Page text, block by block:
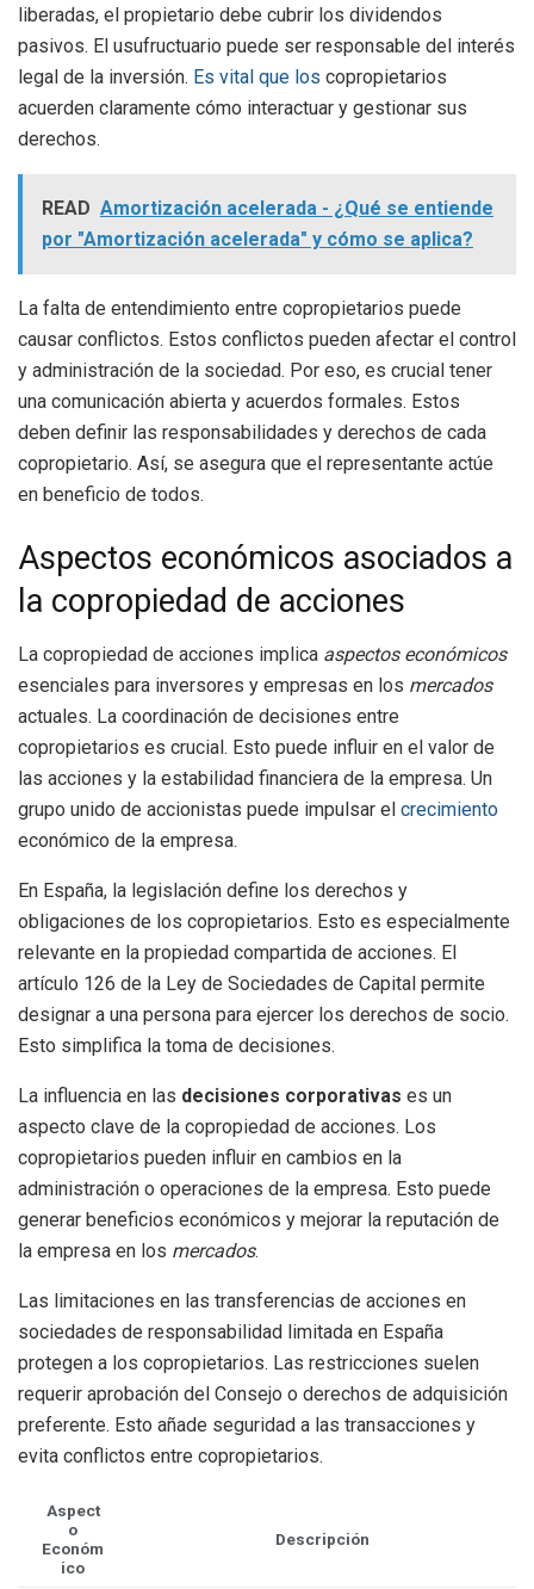
liberadas, el propietario debe cubrir los dividendos
pasivos. El usufructuario puede ser responsable del interés
legal de la inversión. Es vital que los copropietarios
acuerden claramente cómo interactuar y gestionar sus
derechos.
READ Amortización acelerada - ¿Qué se entiende
por "Amortización acelerada" y cómo se aplica?
La falta de entendimiento entre copropietarios puede
causar conflictos. Estos conflictos pueden afectar el control
y administración de la sociedad. Por eso, es crucial tener
una comunicación abierta y acuerdos formales. Estos
deben definir las responsabilidades y derechos de cada
copropietario. Así, se asegura que el representante actúe
en beneficio de todos.
Aspectos económicos asociados a
la copropiedad de acciones
La copropiedad de acciones implica aspectos económicos
esenciales para inversores y empresas en los mercados
actuales. La coordinación de decisiones entre
copropietarios es crucial. Esto puede influir en el valor de
las acciones y la estabilidad financiera de la empresa. Un
grupo unido de accionistas puede impulsar el crecimiento
económico de la empresa.
En España, la legislación define los derechos y
obligaciones de los copropietarios. Esto es especialmente
relevante en la propiedad compartida de acciones. El
artículo 126 de la Ley de Sociedades de Capital permite
designar a una persona para ejercer los derechos de socio.
Esto simplifica la toma de decisiones.
La influencia en las decisiones corporativas es un
aspecto clave de la copropiedad de acciones. Los
copropietarios pueden influir en cambios en la
administración o operaciones de la empresa. Esto puede
generar beneficios económicos y mejorar la reputación de
la empresa en los mercados.
Las limitaciones en las transferencias de acciones en
sociedades de responsabilidad limitada en España
protegen a los copropietarios. Las restricciones suelen
requerir aprobación del Consejo o derechos de adquisición
preferente. Esto añade seguridad a las transacciones y
evita conflictos entre copropietarios.
Aspect
o
Económ
ico
Descripción